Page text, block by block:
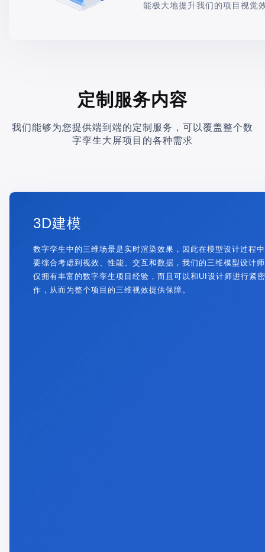
能极大地提升我们的项目视觉
定制服务内容
我们能够为您提供端到端的定制服务，可以覆盖整个数
字孪生大屏项目的各种需求
3D建模
数字孪生中的三维场景是实时渲染效果，因此在模型设计过程
要综合考虑到视效、性能、交互和数据，我们的三维模型设计
仅拥有丰富的数字孪生项目经验，而且可以和UI设计师进行紧
作，从而为整个项目的三维视效提供保障。